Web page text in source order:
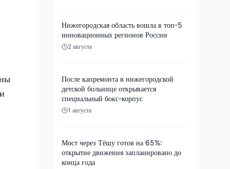
Нижегородская область вошла в топ-5
инновационных регионов России
2 августа
После капремонта в нижегородской
детской больнице открывается
специальный бокс-корпус
1 августа
Мост через Тёшу готов на 65%:
открытие движения запланировано до
конца года